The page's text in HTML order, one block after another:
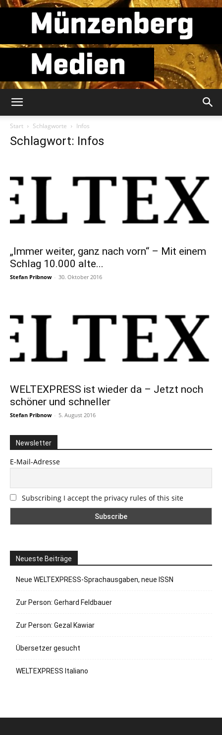
Start Schlagworte Infos
Schlagwort: Infos
„Immer weiter, ganz nach vorn“ – Mit einem
Schlag 10.000 alte...
Stefan Pribnow - 30. Oktober 2016
WELTEXPRESS ist wieder da – Jetzt noch
schöner und schneller
Stefan Pribnow - 5. August 2016
Newsletter
E-Mail-Adresse
Subscribing I accept the privacy rules of this site
Neueste Beiträge
Neue WELTEXPRESS-Sprachausgaben, neue ISSN
Zur Person: Gerhard Feldbauer
Zur Person: Gezal Kawiar
Übersetzer gesucht
WELTEXPRESS Italiano